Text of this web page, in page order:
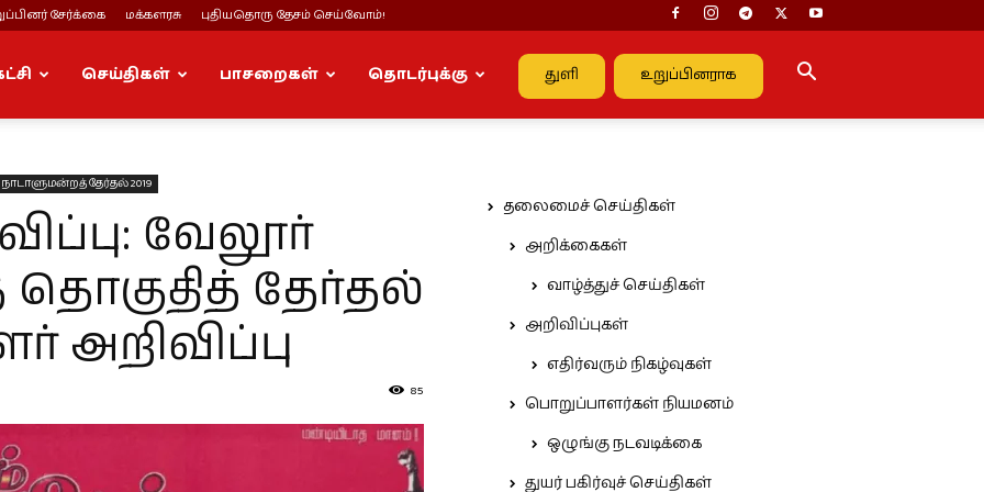
சேர்க்கை மக்களரசு புதியதொரு தேசம் செய்வோம்!
துளி உறுப்பினராக
செய்திகள் பாசறைகள் தொடர்புக்கு
நாடாளுமன்றத் தேர்தல் 2019
வேலூர்
தேர்தல்
அறிவிப்பு
85
தலைமைச் செய்திகள்
அறிக்கைகள்
வாழ்த்துச் செய்திகள்
அறிவிப்புகள்
எதிர்வரும் நிகழ்வுகள்
பொறுப்பாளர்கள் நியமனம்
ஒழுங்கு நடவடிக்கை
துயர் பகிர்வுச் செய்திகள்